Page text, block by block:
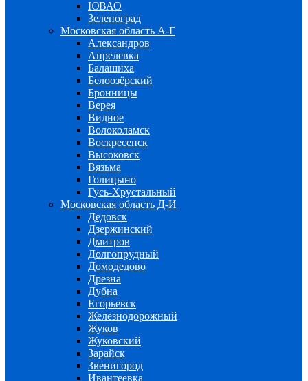
ЮВАО
Зеленоград
Московская область А-Г
Александров
Апрелевка
Балашиха
Белоозёрский
Бронницы
Верея
Видное
Волоколамск
Воскресенск
Высоковск
Вязьма
Голицыно
Гусь-Хрустальный
Московская область Д-И
Дедовск
Дзержинский
Дмитров
Долгопрудный
Домодедово
Дрезна
Дубна
Егорьевск
Железнодорожный
Жуков
Жуковский
Зарайск
Звенигород
Ивантеевка